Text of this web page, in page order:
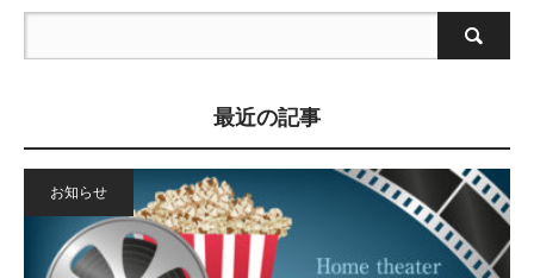
最近の記事
お知らせ